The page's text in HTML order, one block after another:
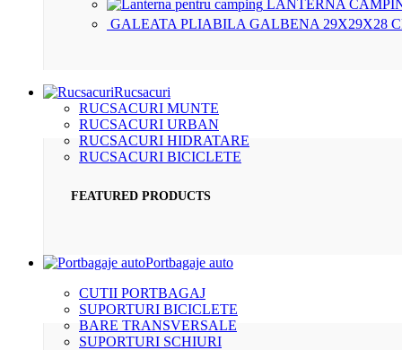
LANTERNA
GALEATA PLIABILA GALBENA 29X29X28
Rucsacuri
RUCSACURI MUNTE
RUCSACURI URBAN
RUCSACURI HIDRATARE
RUCSACURI BICICLETE
FEATURED PRODUCTS
Portbagaje auto
CUTII PORTBAGAJ
SUPORTURI BICICLETE
BARE TRANSVERSALE
SUPORTURI SCHIURI